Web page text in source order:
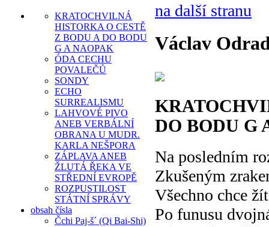
KRATOCHVILNÁ
HISTORKA O CESTĚ
Z BODU A DO BODU
G A NAOPAK
ÓDA CECHU
POVALEČŮ
SONDY
ECHO
SURREALISMU
LAHVOVÉ PIVO
ANEB VERBÁLNÍ
OBRANA U MUDR.
KARLA NEŠPORA
ZÁPLAVA ANEB
ŽLUTÁ ŘEKA VE
STŘEDNÍ EVROPĚ
ROZPUSTILOST
STÁTNÍ SPRÁVY
obsah čísla
Čchi Paj-š´ (Qi Bai-Shi)
na další stranu
Václav
DO BODU G
Na posledním
Zkušeným
Všechno chce žít
Po funusu